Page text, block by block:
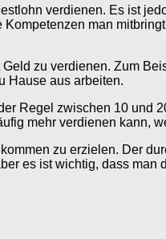
verdienen. Es ist
man
zu verdienen. Zum
Hause aus arbeiten.
Regel zwischen 10 und
mehr verdienen kann,
zu erzielen. Der
es ist wichtig, dass